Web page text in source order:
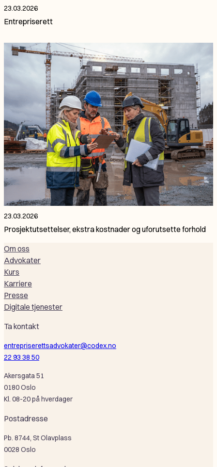
23.03.2026
Entrepriserett
23.03.2026
Prosjektutsettelser, ekstra kostnader og uforutsette forhold
Ta kontakt
entrepriserettsadvokater@codex.no
22 93 38 50
Akersgata 51
0180 Oslo
Kl. 08-20 på hverdager
Postadresse
Pb. 8744, St Olavplass
0028 Oslo
Om oss
Advokater
Kurs
Karriere
Presse
Digitale tjenester